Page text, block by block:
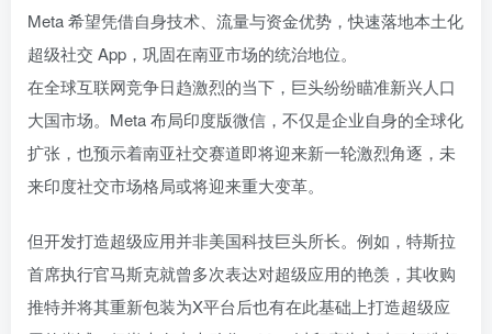
Meta 希望凭借自身技术、流量与资金优势，快速落地本土化
超级社交 App，巩固在南亚市场的统治地位。
在全球互联网竞争日趋激烈的当下，巨头纷纷瞄准新兴人口
大国市场。Meta 布局印度版微信，不仅是企业自身的全球化
扩张，也预示着南亚社交赛道即将迎来新一轮激烈角逐，未
来印度社交市场格局或将迎来重大变革。
但开发打造超级应用并非美国科技巨头所长。例如，特斯拉
首席执行官马斯克就曾多次表达对超级应用的艳羡，其收购
推特并将其重新包装为X平台后也有在此基础上打造超级应